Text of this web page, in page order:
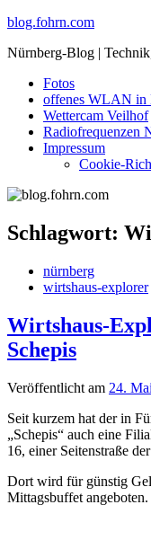
Skip
content
blog.fohrn.com
Nürnberg-Blog |
Fotos
offenes WLAN in
Wettercam Veilhof
Radiofrequenzen
Impressum
Cookie-
Schlagwort:
nürnberg
wirtshaus-explorer
Wirtshaus-
Schepis
Veröffentlicht am 24.
Seit kurzem hat der in
„Schepis“ auch eine
16, einer Seitenstraße
Dort wird für günstig
Mittagsbuffet angeboten.